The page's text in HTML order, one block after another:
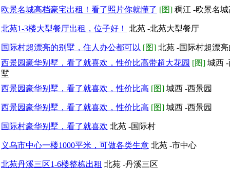
欧景名城高档豪宅出租！看了照片你就懂了 [图] 稠江 -欧景名
北苑1-3楼大型餐厅出租，位子好！ 北苑 -北苑大型餐厅
国际村超漂亮的别墅，住人办公都可以 [图] 北苑 -国际村超漂亮
西景园豪华别墅，看了就喜欢，性价比高带超大花园 [图] 城西
墅
西景园豪华别墅，看了就喜欢，性价比高 [图] 城西 -西景园
西景园豪华别墅，看了就喜欢，性价比高 [图] 城西 -西景园
国际村豪华别墅，看了就喜欢 北苑 -国际村
义乌市中心一楼1000平米，可做各类生意 北苑 -市中心
北苑丹溪三区1-6楼整栋出租 北苑 -丹溪三区